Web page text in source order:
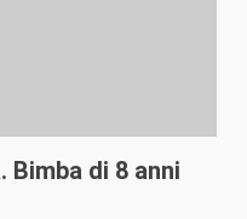
di 8 anni